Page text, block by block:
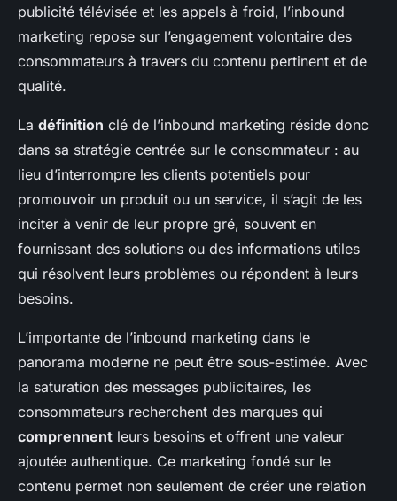
publicité télévisée et les appels à froid, l’inbound
marketing repose sur l’engagement volontaire des
consommateurs à travers du contenu pertinent et de
qualité.
La définition clé de l’inbound marketing réside donc
dans sa stratégie centrée sur le consommateur : au
lieu d’interrompre les clients potentiels pour
promouvoir un produit ou un service, il s’agit de les
inciter à venir de leur propre gré, souvent en
fournissant des solutions ou des informations utiles
qui résolvent leurs problèmes ou répondent à leurs
besoins.
L’importante de l’inbound marketing dans le
panorama moderne ne peut être sous-estimée. Avec
la saturation des messages publicitaires, les
consommateurs recherchent des marques qui
comprennent leurs besoins et offrent une valeur
ajoutée authentique. Ce marketing fondé sur le
contenu permet non seulement de créer une relation